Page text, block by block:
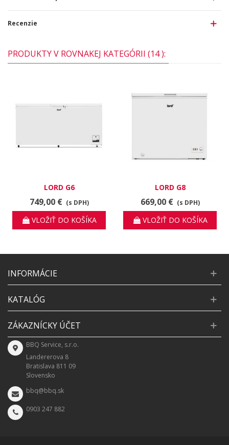
Recenzie
PRODUKTY V ROVNAKEJ KATEGÓRII (14 ):
LORD G6
749,00 € (s DPH)
VLOŽIŤ DO KOŠÍKA
LORD G8
669,00 € (s DPH)
VLOŽIŤ DO KOŠÍKA
INFORMÁCIE
KATALÓG
ZÁKAZNÍCKY ÚČET
BBQ Service, s.r.o.
Landererova 8
Bratislava 811 09
Slovensko
bbq@bbq.sk
0903 247 882